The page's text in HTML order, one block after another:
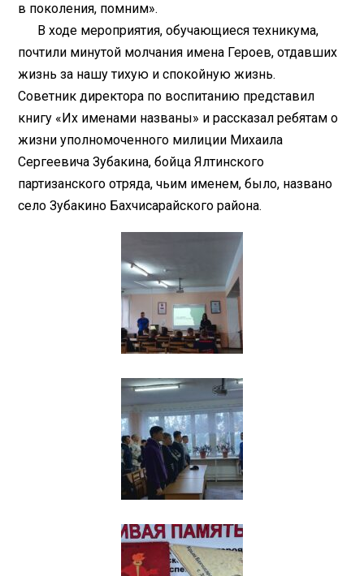
в поколения, помним».
В ходе мероприятия, обучающиеся техникума,
почтили минутой молчания имена Героев, отдавших
жизнь за нашу тихую и спокойную жизнь.
Советник директора по воспитанию представил
книгу «Их именами названы» и рассказал ребятам о
жизни уполномоченного милиции Михаила
Сергеевича Зубакина, бойца Ялтинского
партизанского отряда, чьим именем, было, названо
село Зубакино Бахчисарайского района.